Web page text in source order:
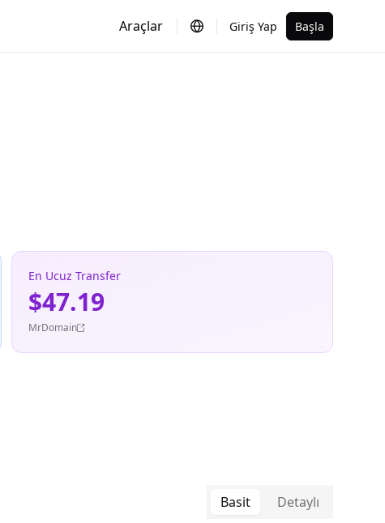
Araçlar Giriş Yap Başla
En Ucuz Transfer
$47.19
MrDomain
Basit Detaylı